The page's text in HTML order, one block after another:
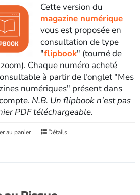
Cette version du
magazine numérique
vous est proposée en
consultation de type
"flipbook" (tourné de
Chaque numéro acheté
à partir de l'onglet "Mes
numériques" présent dans
N.B. Un flipbook n'est pas
PDF téléchargeable.
au panier Détails